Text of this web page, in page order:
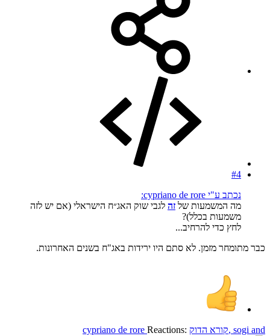
#4
נכתב ע"י cypriano de rore:
מה המשמעות של זה לגבי שוק האג״ח הישראלי (אם יש לזה
משמעות בכלל)?
לחץ כדי להרחיב...
כבר מתומחר מזמן. לא סתם היו ירידות באג"ח בשנים האחרונות.
Reactions: קורא הדוק, sogi and
cypriano de rore